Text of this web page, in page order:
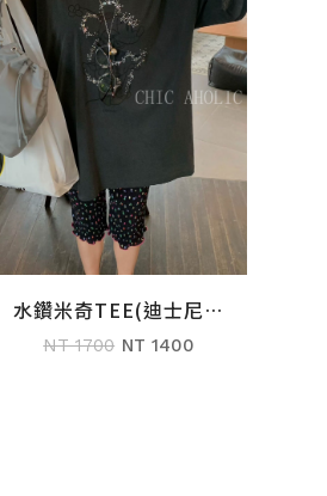
加入購物車
水鑽米奇TEE(迪士尼正
版)
NT 1700 NT 1400